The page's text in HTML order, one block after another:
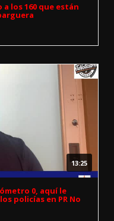
los 160 que están
13:25
0, aquí le
policías en PR No